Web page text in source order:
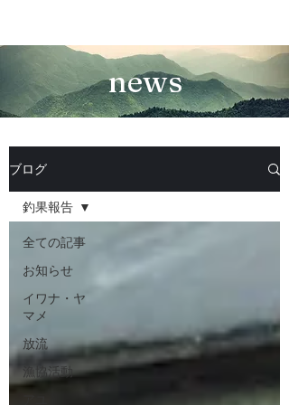
news
ブログ
全ての記事
お知らせ
イワナ・ヤ
マメ
放流
漁協活動
釣果報告